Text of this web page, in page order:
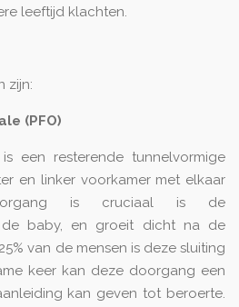
leeftijd klachten.
zijn:
(PFO)
een resterende tunnelvormige
en linker voorkamer met elkaar
is cruciaal is de
de baby, en groeit dicht na de
van de mensen is deze sluiting
keer kan deze doorgang een
kan geven tot beroerte.